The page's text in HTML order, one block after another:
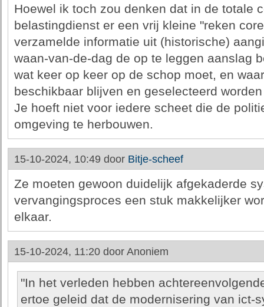
Hoewel ik toch zou denken dat in de totale
belastingdienst er een vrij kleine "reken
verzamelde informatie uit (historische)
waan-van-de-dag de op te leggen aanslag
wat keer op keer op de schop moet, en
beschikbaar blijven en geselecteerd
Je hoeft niet voor iedere scheet die de
omgeving te herbouwen.
15-10-2024, 10:49 door Bitje-scheef
Ze moeten gewoon duidelijk afgekaderde
vervangingsproces een stuk makkelijker
elkaar.
15-10-2024, 11:20 door Anoniem
"In het verleden hebben
ertoe geleid dat de modernisering van ict-